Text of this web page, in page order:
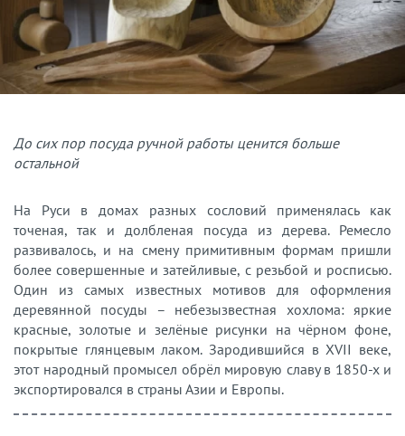
До сих пор посуда ручной работы ценится больше
остальной
На Руси в домах разных сословий применялась как
точеная, так и долбленая посуда из дерева. Ремесло
развивалось, и на смену примитивным формам пришли
более совершенные и затейливые, с резьбой и росписью.
Один из самых известных мотивов для оформления
деревянной посуды – небезызвестная хохлома: яркие
красные, золотые и зелёные рисунки на чёрном фоне,
покрытые глянцевым лаком. Зародившийся в XVII веке,
этот народный промысел обрёл мировую славу в 1850-х и
экспортировался в страны Азии и Европы.